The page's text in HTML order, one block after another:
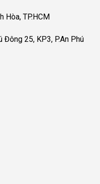
Hòa, TP.HCM
25, KP3, P.An Phú